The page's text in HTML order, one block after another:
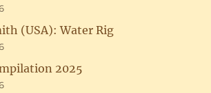
(USA): Water Rig
2025